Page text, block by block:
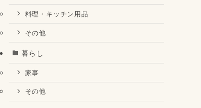
料理・キッチン用品
その他
暮らし
家事
その他